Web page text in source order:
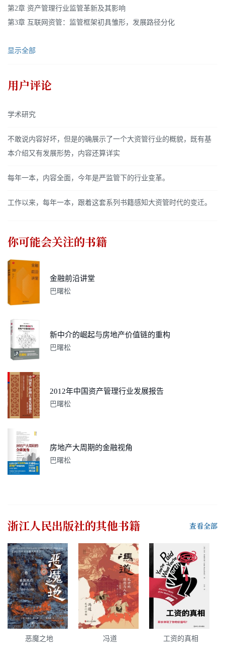
第2章 资产管理行业监管革新及其影响
第3章 互联网资管：监管框架初具雏形，发展路径分化
显示全部
用户评论
学术研究
不敢说内容好坏，但是的确展示了一个大资管行业的概貌，既有基
本介绍又有发展形势，内容还算详实
每年一本，内容全面，今年是严监管下的行业变革。
工作以来，每年一本，跟着这套系列书籍感知大资管时代的变迁。
你可能会关注的书籍
金融前沿讲堂
巴曙松
新中介的崛起与房地产价值链的重构
巴曙松
2012年中国资产管理行业发展报告
巴曙松
房地产大周期的金融视角
巴曙松
浙江人民出版社的其他书籍 查看全部
恶魔之地 冯道 工资的真相